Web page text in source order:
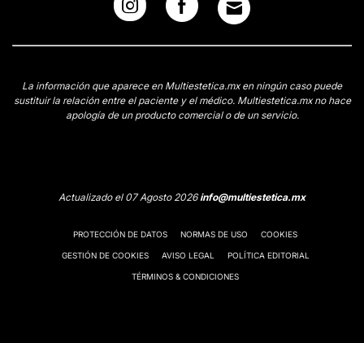
La información que aparece en Multiestetica.mx en ningún caso puede
sustituir la relación entre el paciente y el médico. Multiestetica.mx no hace
apología de un producto comercial o de un servicio.
Actualizado el 07 Agosto 2026info@multiestetica.mx
PROTECCIÓN DE DATOS NORMAS DE USO COOKIES
GESTIÓN DE COOKIES AVISO LEGAL POLÍTICA EDITORIAL
TÉRMINOS & CONDICIONES